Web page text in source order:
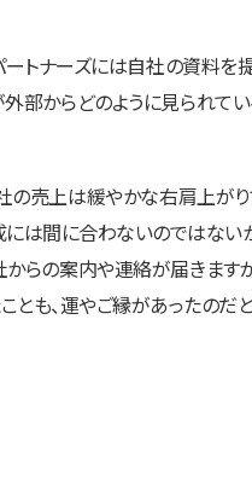
トナーズには自社の資料を
部からどのように見られて
の売上は緩やかな右肩上が
は間に合わないのではない
からの案内や連絡が届きます
も、運やご縁があったのだと